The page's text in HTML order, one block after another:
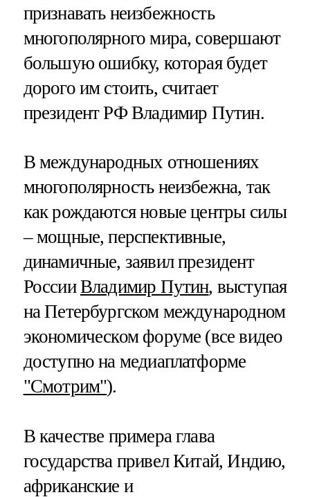
признавать неизбежность
многополярного мира, совершают
большую ошибку, которая будет
дорого им стоить, считает
президент РФ Владимир Путин.
В международных отношениях
многополярность неизбежна, так
как рождаются новые центры силы
– мощные, перспективные,
динамичные, заявил президент
РоссииВладимир Путин, выступая
на Петербургском международном
экономическом форуме (все видео
доступно на медиаплатформе
"Смотрим").
В качестве примера глава
государства привел Китай, Индию,
африканские и